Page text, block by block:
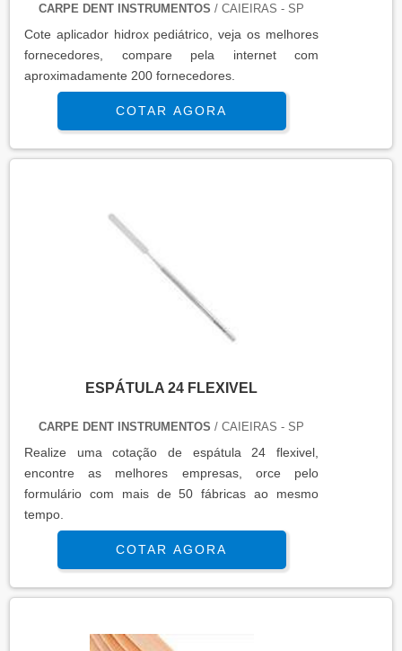
CARPE DENT INSTRUMENTOS / CAIEIRAS - SP
Cote aplicador hidrox pediátrico, veja os melhores
fornecedores, compare pela internet com
aproximadamente 200 fornecedores.
COTAR AGORA
ESPÁTULA 24 FLEXIVEL
CARPE DENT INSTRUMENTOS / CAIEIRAS - SP
Realize uma cotação de espátula 24 flexivel,
encontre as melhores empresas, orce pelo
formulário com mais de 50 fábricas ao mesmo
tempo.
COTAR AGORA